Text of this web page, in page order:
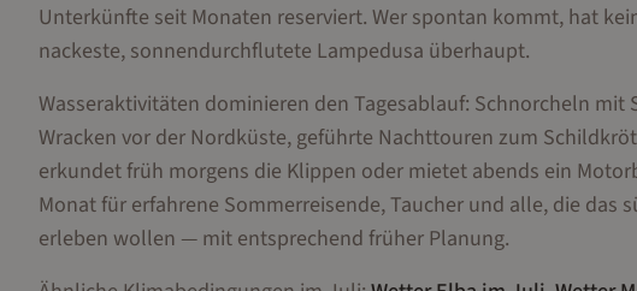
Unterkünfte seit Monaten reserviert. Wer spontan kommt, hat
nackeste, sonnendurchflutete Lampedusa überhaupt.
Wasseraktivitäten dominieren den Tagesablauf: Schnorcheln mit
Wracken vor der Nordküste, geführte Nachttouren zum
erkundet früh morgens die Klippen oder mietet abends ein
Monat für erfahrene Sommerreisende, Taucher und alle, die das
erleben wollen — mit entsprechend früher Planung.